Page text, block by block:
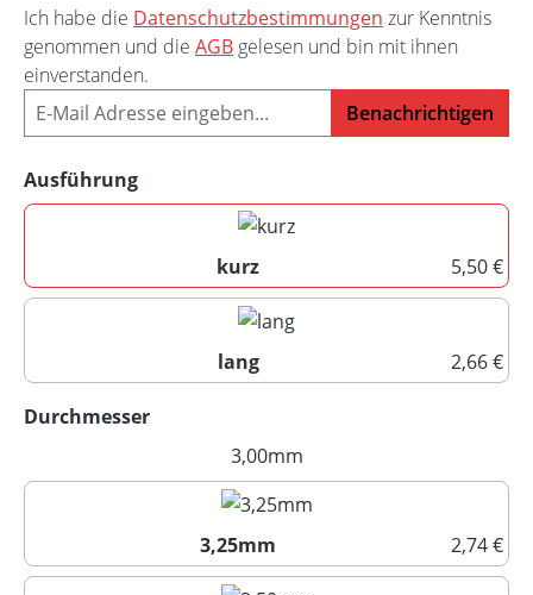
Ich habe die Datenschutzbestimmungen zur Kenntnis
genommen und die AGB gelesen und bin mit ihnen
einverstanden.
Benachrichtigen
Ausführungauswählen
kurz
5,50 €
kurz
lang
2,66 €
Durchmesserauswählen
3,00mm(Diese Option ist zurzeit
3,25mm
2,74 €
3,25mm